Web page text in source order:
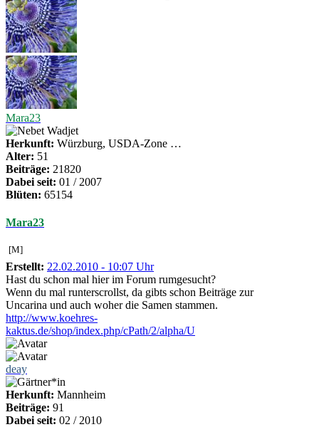
Mara23
Herkunft: Würzburg, USDA-Zone …
Alter: 51
Beiträge: 21820
Dabei seit: 01 / 2007
Blüten: 65154
Mara23
[M]
Erstellt: 22.02.2010 - 10:07 Uhr
Hast du schon mal hier im Forum rumgesucht?
Wenn du mal runterscrollst, da gibts schon Beiträge zur
Uncarina und auch woher die Samen stammen.
http://www.koehres-
kaktus.de/shop/index.php/cPath/2/alpha/U
deay
Herkunft: Mannheim
Beiträge: 91
Dabei seit: 02 / 2010